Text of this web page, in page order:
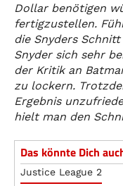
Dollar benötigen
fertigzustellen.
die Snyders
Snyder sich sehr
der Kritik an
zu lockern.
Ergebnis
hielt man den
Das könnte Dich
Justice League 2